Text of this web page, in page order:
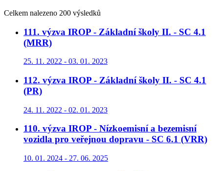
Celkem nalezeno 200 výsledků
111. výzva IROP - Základní školy II. - SC 4.1
(MRR)
25. 11. 2022 - 03. 01. 2023
112. výzva IROP - Základní školy II. - SC 4.1
(PR)
24. 11. 2022 - 02. 01. 2023
110. výzva IROP - Nízkoemisní a bezemisní
vozidla pro veřejnou dopravu - SC 6.1 (VRR)
10. 01. 2024 - 27. 06. 2025